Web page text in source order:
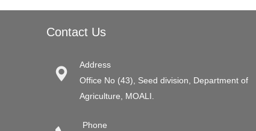
Contact Us
Address
Office No (43), Seed division, Department of
Agriculture, MOALI.
Phone